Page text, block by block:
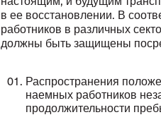
в ее восстановлении. В
работников в различных
должны быть защищены
Распространения
наемных работников
продолжительности